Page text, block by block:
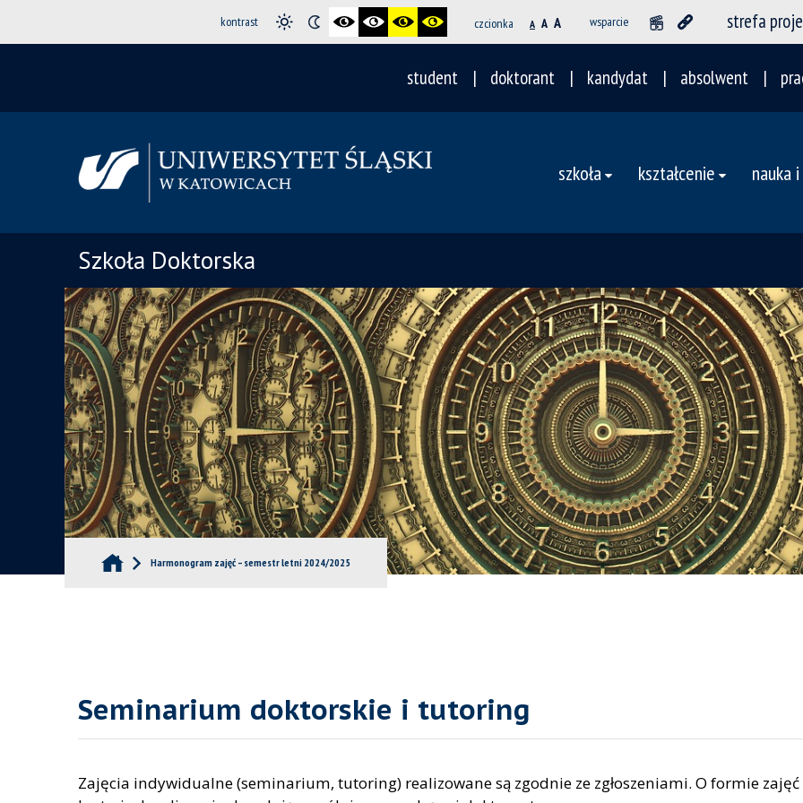
kontrast czcionka A A A wsparcie strefa
student doktorant kandydat absolwent
szkoła kształcenie nauka
Szkoła Doktorska
Harmonogram zajęć – semestr letni 2024/2025
Seminarium doktorskie i tutoring
Zajęcia indywidualne (seminarium, tutoring) realizowane są zgodnie ze zgłoszeniami. O formie zajęć